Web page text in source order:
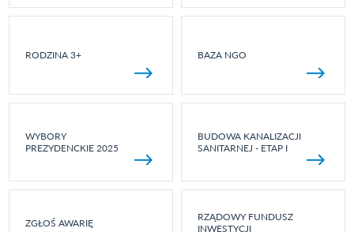
RODZINA 3+ BAZA NGO
WYBORY
PREZYDENCKIE 2025
BUDOWA KANALIZACJI
SANITARNEJ - ETAP I
ZGŁOŚ AWARIĘ
RZĄDOWY FUNDUSZ
INWESTYCJI